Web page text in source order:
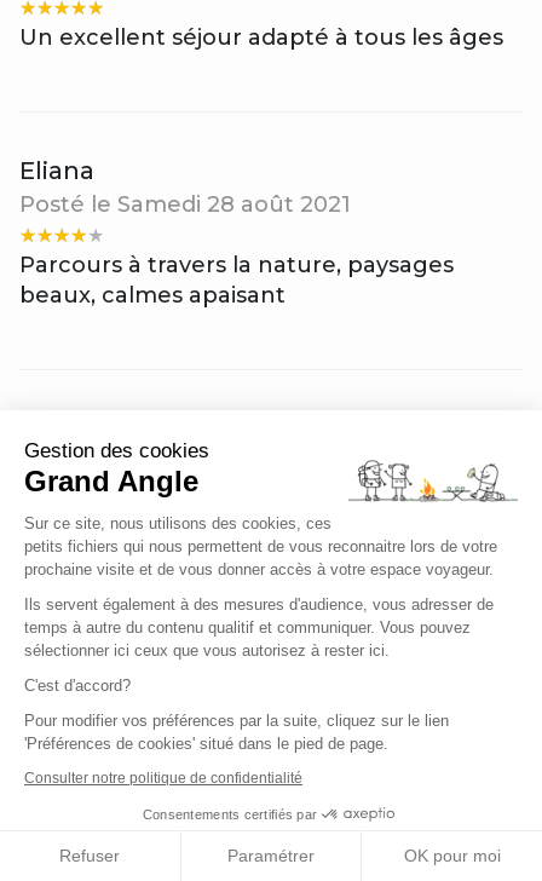
Gestion des cookies
Grand Angle
Sur ce site, nous utilisons des cookies, ces
petits fichiers qui nous permettent de vous reconnaitre lors de votre
prochaine visite et de vous donner accès à votre espace voyageur.
Ils servent également à des mesures d'audience, vous adresser de
temps à autre du contenu qualitif et communiquer. Vous pouvez
sélectionner ici ceux que vous autorisez à rester ici.
C'est d'accord?
Pour modifier vos préférences par la suite, cliquez sur le lien
'Préférences de cookies' situé dans le pied de page.
Consulter notre politique de confidentialité
Consentements certifiés par
Refuser Paramétrer OK pour moi
Un excellent séjour adapté à tous les âges
Eliana
Posté le Samedi 28 août 2021
Parcours à travers la nature, paysages
beaux, calmes apaisant
Posté le Mardi 28 juillet 2020
Une très bonne semaine. Le programme
est très adapté pour des vacances en
famille.
Ce circuit ne correspond pas exactement à
vos attentes ?